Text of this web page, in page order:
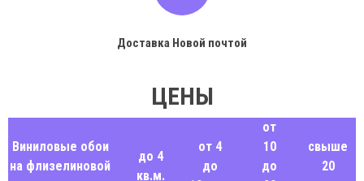
Доставка Новой почтой
ЦЕНЫ
Виниловые обои
на флизелиновой
до 4
кв.м.
от 4
до
от
10
до
свыше
20